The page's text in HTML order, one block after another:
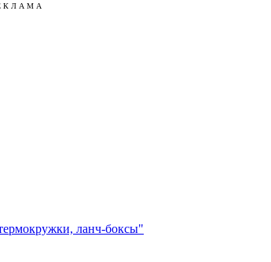
К Л А М А
ланч-боксы"